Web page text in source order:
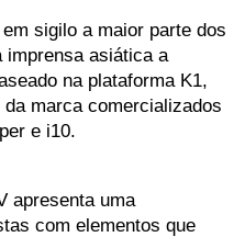
sigilo a maior parte dos
imprensa asiática a
na plataforma K1,
marca comercializados
e i10.
apresenta uma
com elementos que